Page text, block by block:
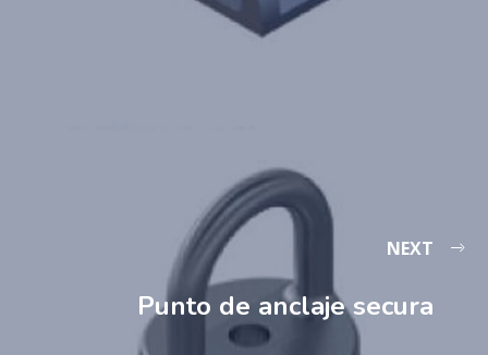
NEXT
Punto de anclaje secura